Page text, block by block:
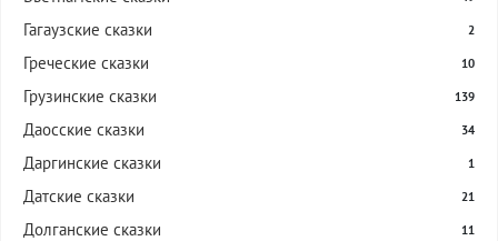
Гагаузские сказки 2
Греческие сказки 10
Грузинские сказки 139
Даосские сказки 34
Даргинские сказки 1
Датские сказки 21
Долганские сказки 11